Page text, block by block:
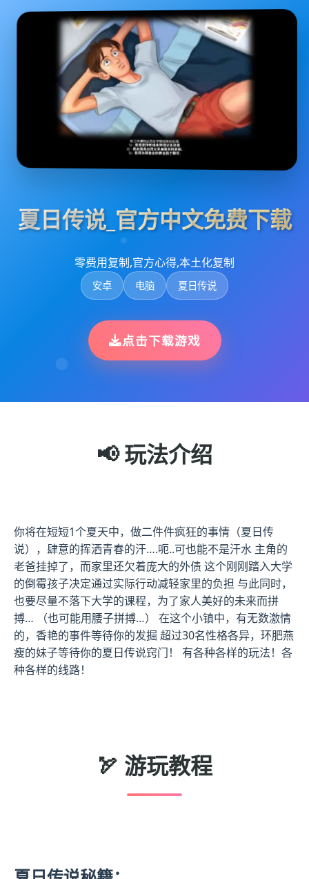
夏日传说_官方中文免费下载
零费用复制,官方心得,本土化复制
安卓 电脑 夏日传说
点击下载游戏
📢 玩法介绍
你将在短短1个夏天中，做二件件疯狂的事情（夏日传
说），肆意的挥洒青春的汗….呃..可也能不是汗水 主角的
老爸挂掉了，而家里还欠着庞大的外债 这个刚刚踏入大学
的倒霉孩子决定通过实际行动减轻家里的负担 与此同时，
也要尽量不落下大学的课程，为了家人美好的未来而拼
搏… （也可能用腰子拼搏…） 在这个小镇中，有无数激情
的，香艳的事件等待你的发掘 超过30名性格各异，环肥燕
瘦的妹子等待你的夏日传说窍门！ 有各种各样的玩法！各
种各样的线路！
🏹 游玩教程